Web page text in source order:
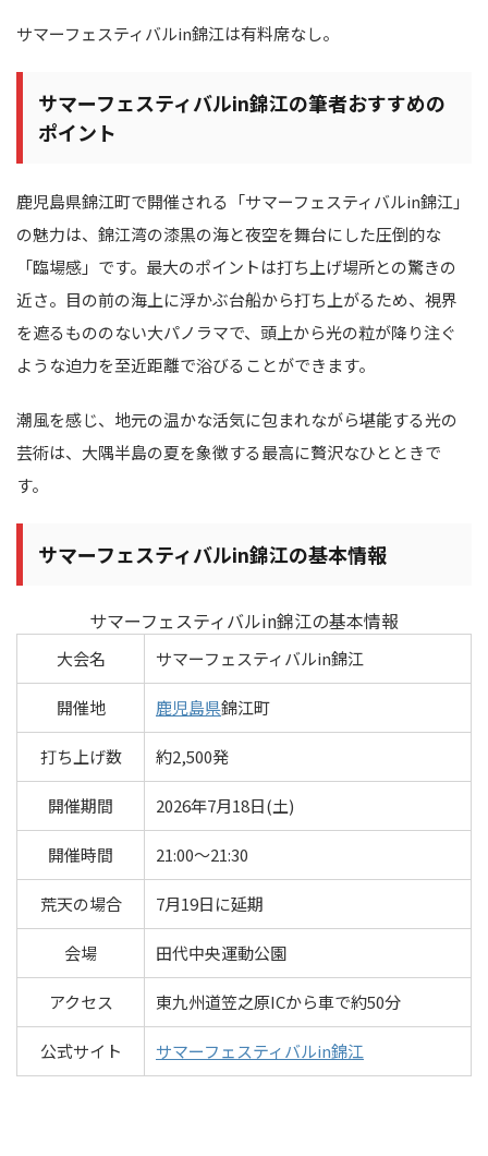
サマーフェスティバルin錦江は有料席なし。
サマーフェスティバルin錦江の筆者おすすめの
ポイント
鹿児島県錦江町で開催される「サマーフェスティバルin錦江」
の魅力は、錦江湾の漆黒の海と夜空を舞台にした圧倒的な
「臨場感」です。最大のポイントは打ち上げ場所との驚きの
近さ。目の前の海上に浮かぶ台船から打ち上がるため、視界
を遮るもののない大パノラマで、頭上から光の粒が降り注ぐ
ような迫力を至近距離で浴びることができます。
潮風を感じ、地元の温かな活気に包まれながら堪能する光の
芸術は、大隅半島の夏を象徴する最高に贅沢なひとときで
す。
サマーフェスティバルin錦江の基本情報
サマーフェスティバルin錦江の基本情報
大会名 サマーフェスティバルin錦江
開催地 鹿児島県錦江町
打ち上げ数 約2,500発
開催期間 2026年7月18日(土)
開催時間 21:00～21:30
荒天の場合 7月19日に延期
会場 田代中央運動公園
アクセス 東九州道笠之原ICから車で約50分
公式サイト サマーフェスティバルin錦江